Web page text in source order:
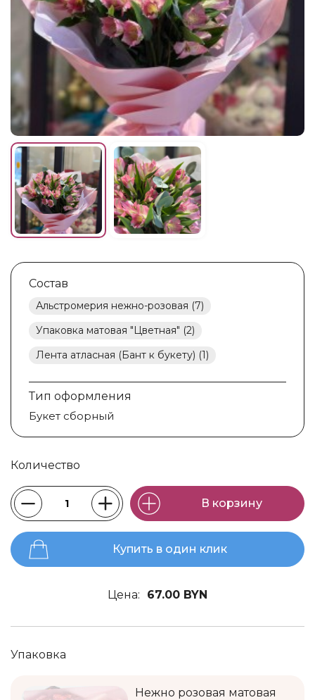
Состав
Альстромерия нежно-розовая (7)
Упаковка матовая "Цветная" (2)
Лента атласная (Бант к букету) (1)
Тип оформления
Букет сборный
Количество
В корзину
Купить в один клик
Цена: 67.00 BYN
Упаковка
Нежно розовая матовая